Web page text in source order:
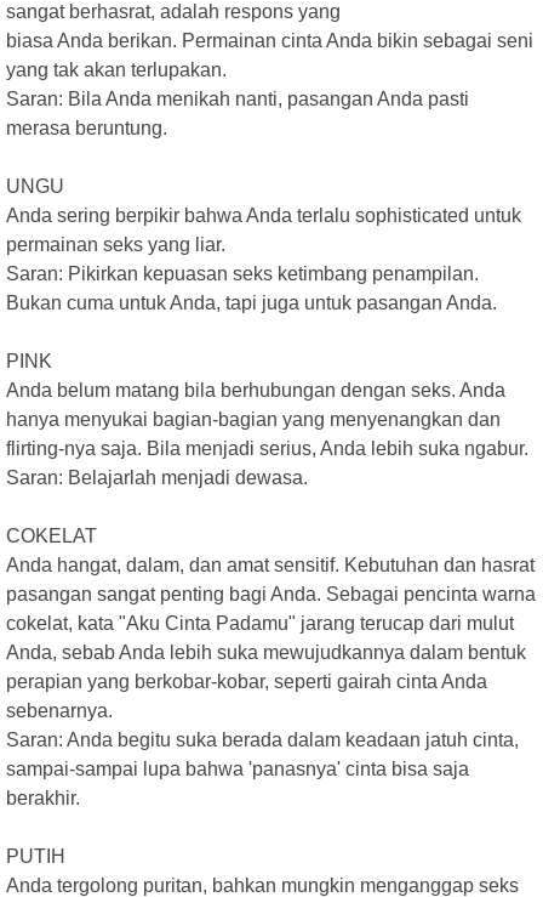
sangat berhasrat, adalah respons yang
biasa Anda berikan. Permainan cinta Anda bikin sebagai seni
yang tak akan terlupakan.
Saran: Bila Anda menikah nanti, pasangan Anda pasti
merasa beruntung.
UNGU
Anda sering berpikir bahwa Anda terlalu sophisticated untuk
permainan seks yang liar.
Saran: Pikirkan kepuasan seks ketimbang penampilan.
Bukan cuma untuk Anda, tapi juga untuk pasangan Anda.
PINK
Anda belum matang bila berhubungan dengan seks. Anda
hanya menyukai bagian-bagian yang menyenangkan dan
flirting-nya saja. Bila menjadi serius, Anda lebih suka ngabur.
Saran: Belajarlah menjadi dewasa.
COKELAT
Anda hangat, dalam, dan amat sensitif. Kebutuhan dan hasrat
pasangan sangat penting bagi Anda. Sebagai pencinta warna
cokelat, kata "Aku Cinta Padamu" jarang terucap dari mulut
Anda, sebab Anda lebih suka mewujudkannya dalam bentuk
perapian yang berkobar-kobar, seperti gairah cinta Anda
sebenarnya.
Saran: Anda begitu suka berada dalam keadaan jatuh cinta,
sampai-sampai lupa bahwa 'panasnya' cinta bisa saja
berakhir.
PUTIH
Anda tergolong puritan, bahkan mungkin menganggap seks